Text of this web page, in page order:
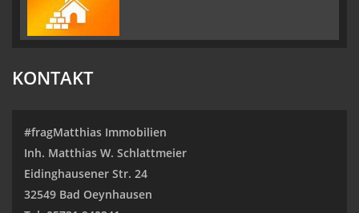
KONTAKT
#fragMatthias Immobilien
Inh. Matthias W. Schlattmeier
Eidinghausener Str. 24
32549 Bad Oeynhausen